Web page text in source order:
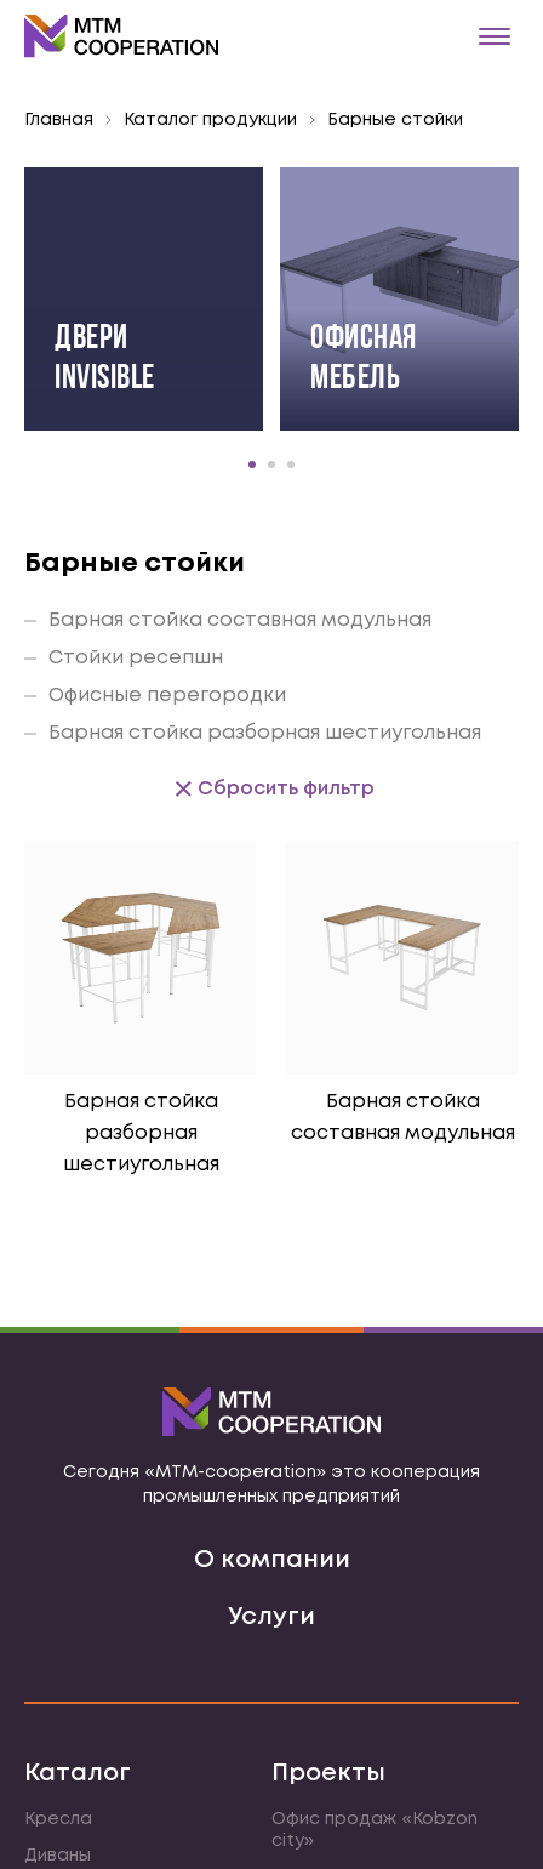
Главная Каталог продукции Барные стойки
Двери
INVISIBLE
Офисная
мебель
Барные стойки
Барная стойка составная модульная
Стойки ресепшн
Офисные перегородки
Барная стойка разборная шестиугольная
Сбросить фильтр
Барная стойка
разборная
шестиугольная
Барная стойка
составная модульная
Сегодня «МТМ-cooperation» это кооперация
промышленных предприятий
О компании
Услуги
Каталог
Кресла
Диваны
Проекты
Офис продаж «Kobzon
city»